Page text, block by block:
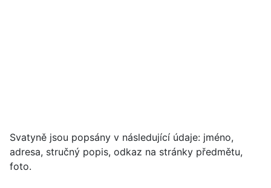
Svatyně jsou popsány v následující údaje: jméno,
adresa, stručný popis, odkaz na stránky předmětu,
foto.